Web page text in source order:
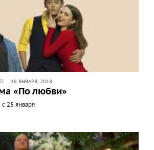
18 ЯНВАРЯ, 2018
«По любви»
25 января